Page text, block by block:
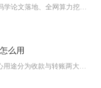
么用
BTC地址核心用途分为收款与转账两大场景，获取地址后分清地址格式、严格做好地址校验、规范设